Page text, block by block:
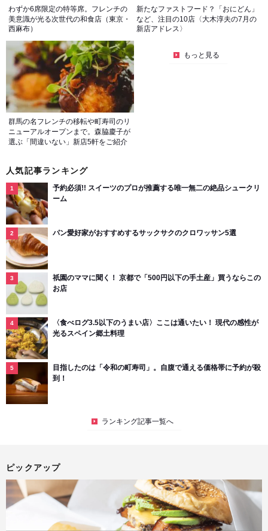
わずか6席限定の特等席。フレンチの
美意識が光る次世代の和食店（東京・
西麻布）
新たなファストフード？「おにどん」
など、注目の10店〈大木淳夫の7月の
新店アドレス〉
群馬の名フレンチの移転や町寿司のリ
ニューアルオープンまで。森脇慶子が
選ぶ「間違いない」新店5軒をご紹介
もっと見る
人気記事ランキング
予約必須!! スイーツのプロが推薦する唯一無二の絶品シュークリ
ーム
パン愛好家がおすすめするサックサクのクロワッサン5選
祇園のママに聞く！ 京都で「500円以下の手土産」買うならこの
お店
〈食べログ3.5以下のうまい店〉ここは通いたい！ 現代の感性が
光るスペイン郷土料理
目指したのは「令和の町寿司」。自腹で通える価格帯に予約が殺
到！
ランキング記事一覧へ
ピックアップ